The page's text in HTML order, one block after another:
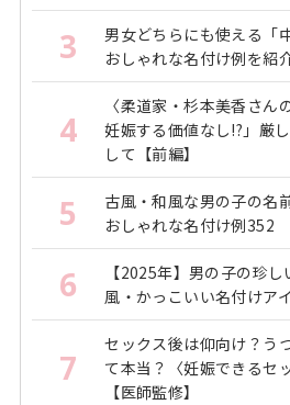
3
男女どちらにも使える「
おしゃれな名付け例を紹
4
〈柔道家・杉本美香さ
妊娠する価値なし!?」厳
して【前編】
5
古風・和風な男の子の名
おしゃれな名付け例352
6
【2025年】男の子の珍
風・かっこいい名付けア
7
セックス後は仰向け？う
て本当？〈妊娠できるセ
【医師監修】